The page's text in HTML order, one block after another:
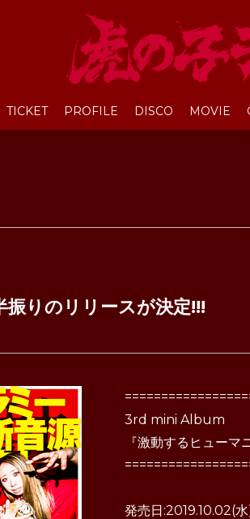
TICKET PROFILE DISCO MOVIE
振りのリリースが決定!!!
3rd mini Album
『激動するヒューマ
発売日:2019.10.02(水